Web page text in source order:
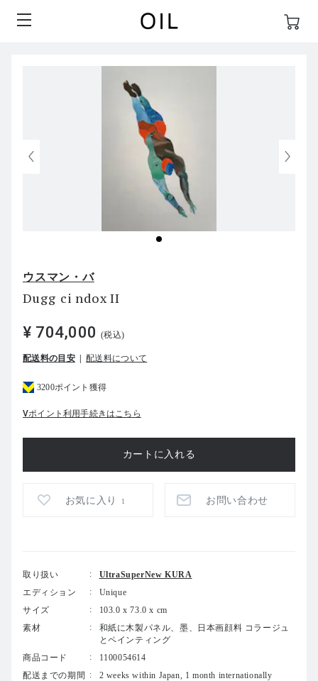
ウスマン・バ
Dugg ci ndox II
¥ 704,000 (税込)
配送料の目安 配送料について
3200ポイント獲得
Vポイント利用手続きはこちら
お気に入り 1 お問い合わせ
取り扱い
UltraSuperNew KURA
エディション
Unique
サイズ
103.0 x 73.0 x cm
素材
和紙に木製パネル、墨、日本画顔料 コラージュ
とペインティング
商品コード
1100054614
配送までの期間
2 weeks within Japan, 1 month internationally